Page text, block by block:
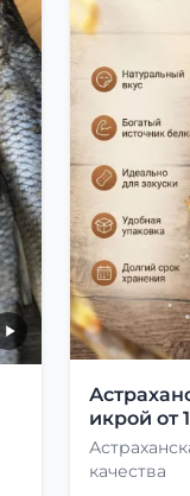
икрой от
качества